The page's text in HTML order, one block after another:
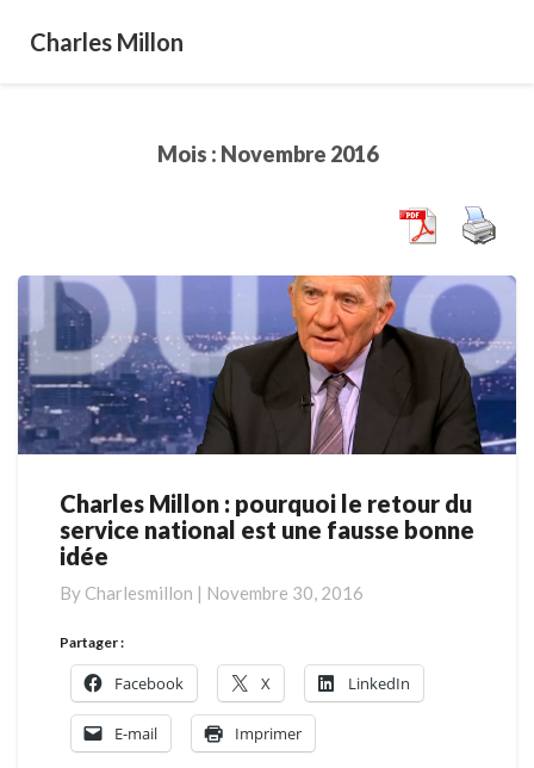
Charles Millon
Mois : Novembre 2016
Charles
Millon
:
le
retour
du
service
national
Charles Millon : pourquoi le retour du
service national est une fausse bonne
idée
By Charlesmillon | Novembre 30, 2016
Partager :
Facebook X LinkedIn
E-mail Imprimer